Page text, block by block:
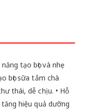
tạo bọt và nhẹ
bọt sữa tắm chà
thái, dễ chịu. • Hỗ
hiệu quả dưỡng